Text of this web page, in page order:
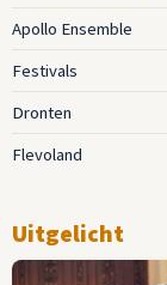
Apollo Ensemble
Festivals
Dronten
Flevoland
Uitgelicht